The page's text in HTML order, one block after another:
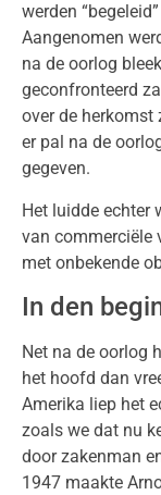
werden
Aangenomen
na de oorlog
geconfronteerd
over de herkomst
er pal na de
gegeven.
Het luidde echter
van commerciële
met onbekende
In den
Net na de oorlog
het hoofd dan
Amerika liep het
zoals we dat nu
door zakenman
1947 maakte